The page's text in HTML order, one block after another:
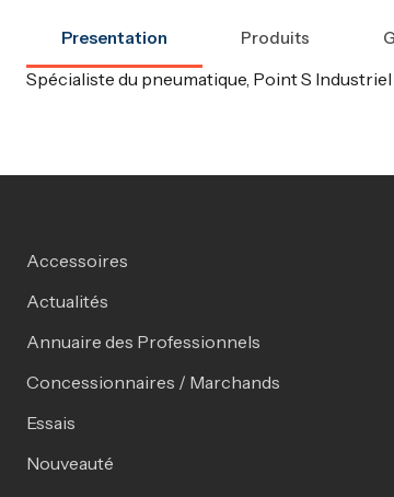
Presentation Produits
Spécialiste du pneumatique, Point S
Accessoires
Actualités
Annuaire des Professionnels
Concessionnaires / Marchands
Essais
Nouveauté